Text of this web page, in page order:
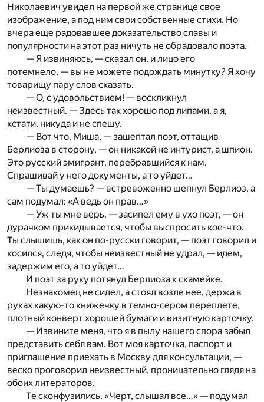
Николаевич увидел на первой же странице свое
изображение, а под ним свои собственные стихи. Но
вчера еще радовавшее доказательство славы и
популярности на этот раз ничуть не обрадовало поэта.
— Я извиняюсь, — сказал он, и лицо его
потемнело, — вы не можете подождать минутку? Я хочу
товарищу пару слов сказать.
— О, с удовольствием! — воскликнул
неизвестный. — Здесь так хорошо под липами, а я,
кстати, никуда и не спешу.
— Вот что, Миша, — зашептал поэт, оттащив
Берлиоза в сторону, — он никакой не интурист, а шпион.
Это русский эмигрант, перебравшийся к нам.
Спрашивай у него документы, а то уйдет…
— Ты думаешь? — встревоженно шепнул Берлиоз, а
сам подумал: «А ведь он прав…»
— Уж ты мне верь, — засипел ему в ухо поэт, — он
дурачком прикидывается, чтобы выспросить кое-что.
Ты слышишь, как он по-русски говорит, — поэт говорил и
косился, следя, чтобы неизвестный не удрал, — идем,
задержим его, а то уйдет…
И поэт за руку потянул Берлиоза к скамейке.
Незнакомец не сидел, а стоял возле нее, держа в
руках какую-то книжечку в темно-сером переплете,
плотный конверт хорошей бумаги и визитную карточку.
— Извините меня, что я в пылу нашего спора забыл
представить себя вам. Вот моя карточка, паспорт и
приглашение приехать в Москву для консультации, —
веско проговорил неизвестный, проницательно глядя на
обоих литераторов.
Те сконфузились. «Черт, слышал все…» — подумал